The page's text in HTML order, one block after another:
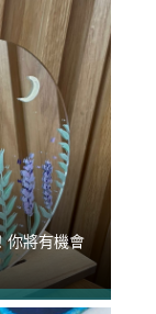
你將有機會